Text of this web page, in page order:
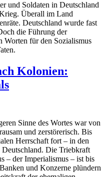
und Soldaten in Deutschland
Überall im Land
Deutschland wurde fast
die Führung der
Worten für den Sozialismus
Kolonien:
Sinne des Wortes war von
und zerstörerisch. Bis
Herrschaft fort – in den
Die Triebkraft
– der Imperialismus – ist bis
und Konzerne plündern